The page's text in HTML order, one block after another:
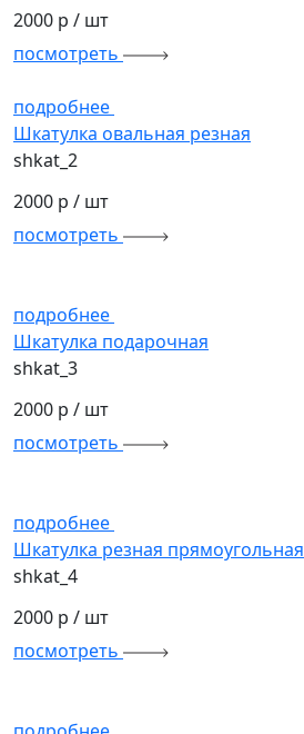
2000 р / шт
посмотреть
подробнее
Шкатулка овальная резная
shkat_2
2000 р / шт
посмотреть
подробнее
Шкатулка подарочная
shkat_3
2000 р / шт
посмотреть
подробнее
Шкатулка резная прямоугольная
shkat_4
2000 р / шт
посмотреть